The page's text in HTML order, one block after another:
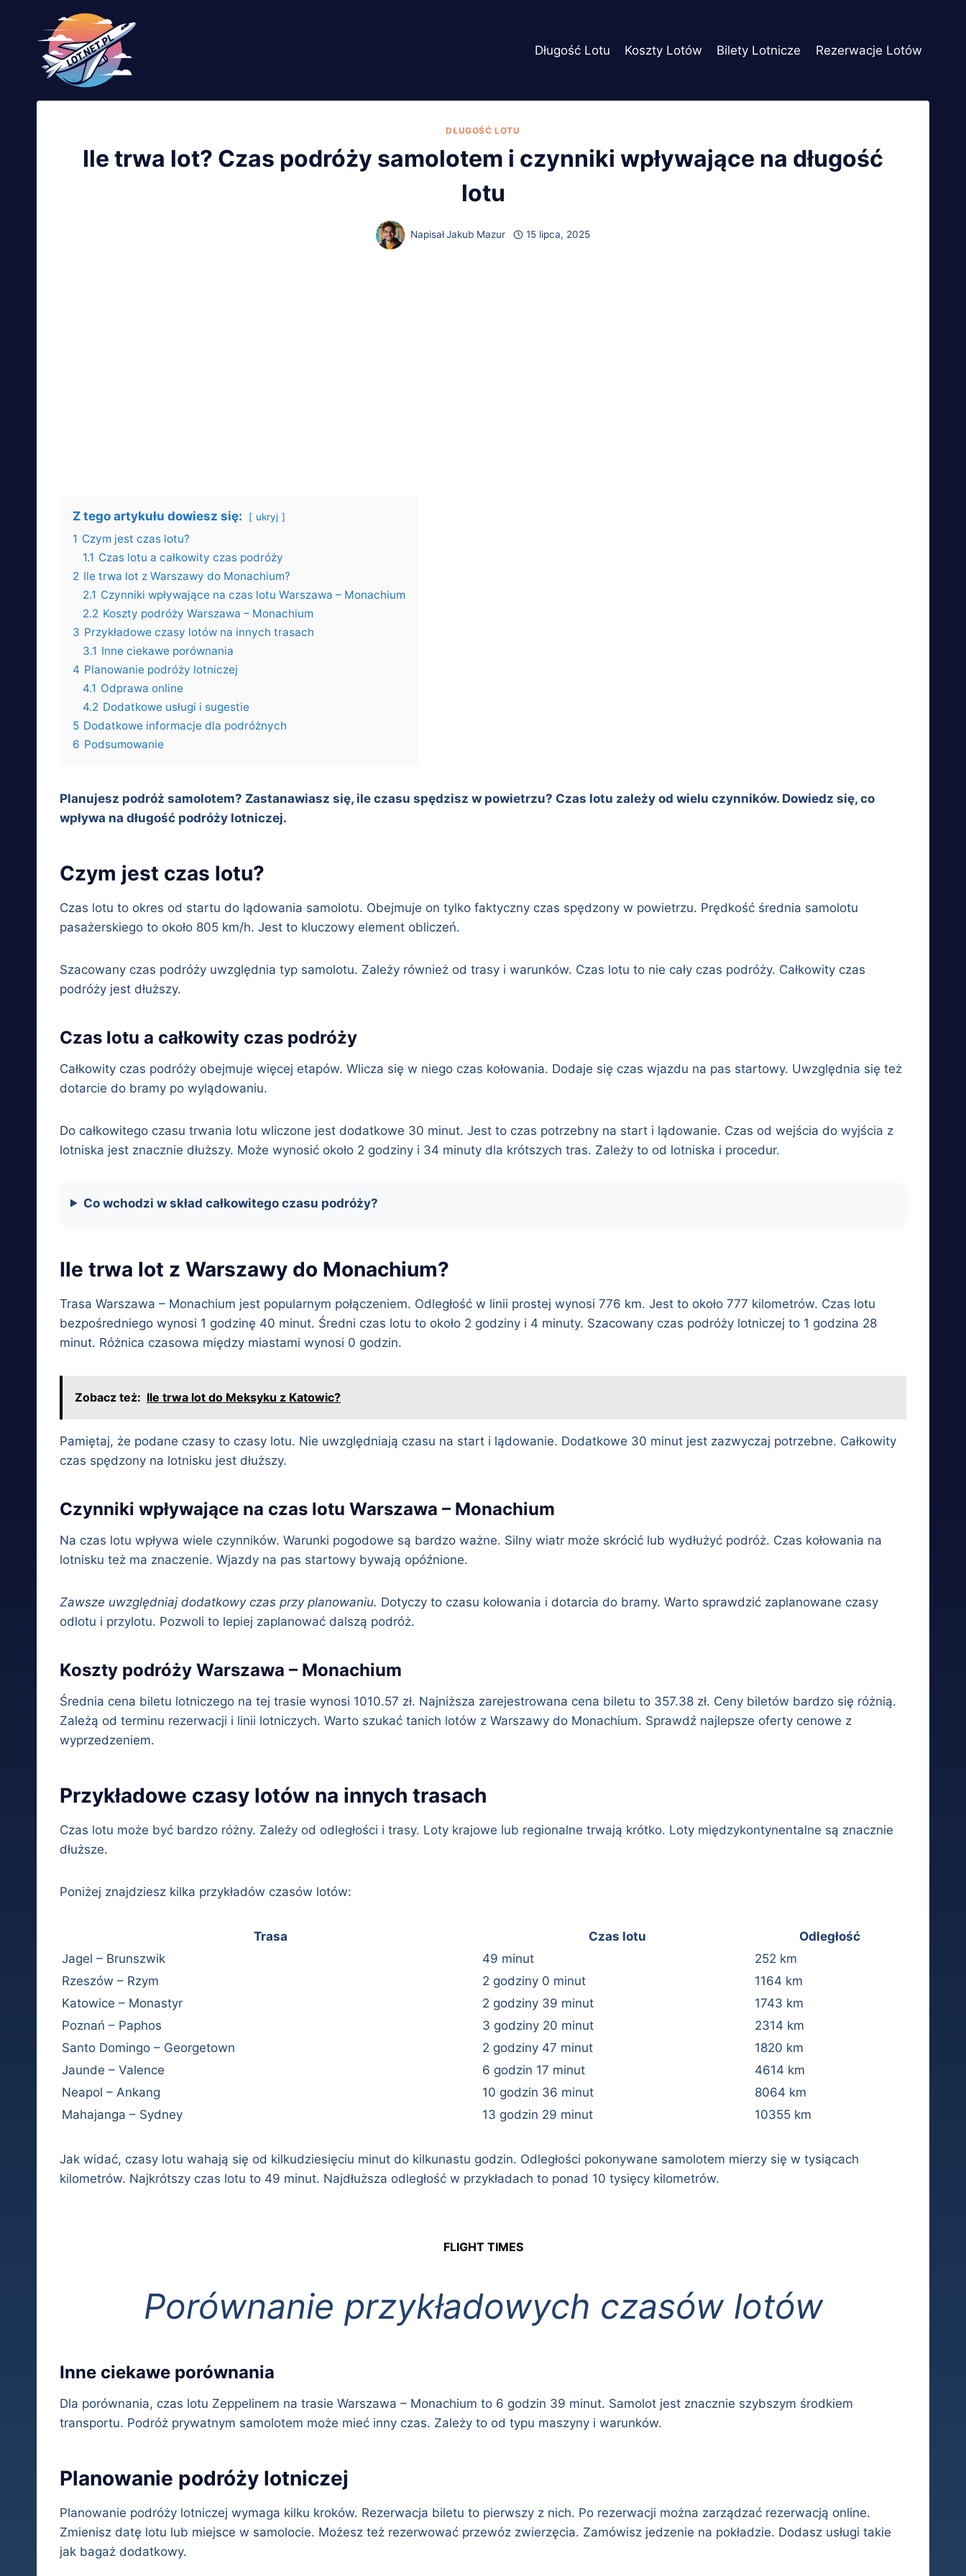
Długość Lotu Koszty Lotów Bilety Lotnicze Rezerwacje Lotów
DŁUGOŚĆ LOTU
Ile trwa lot? Czas podróży samolotem i czynniki wpływające na długość
lotu
NapisałJakub Mazur 15 lipca, 2025
Z tego artykułu dowiesz się: ukryj
1 Czym jest czas lotu?
1.1 Czas lotu a całkowity czas podróży
2 Ile trwa lot z Warszawy do Monachium?
2.1 Czynniki wpływające na czas lotu Warszawa – Monachium
2.2 Koszty podróży Warszawa – Monachium
3 Przykładowe czasy lotów na innych trasach
3.1 Inne ciekawe porównania
4 Planowanie podróży lotniczej
4.1 Odprawa online
4.2 Dodatkowe usługi i sugestie
5 Dodatkowe informacje dla podróżnych
6 Podsumowanie
Planujesz podróż samolotem? Zastanawiasz się, ile czasu spędzisz w powietrzu? Czas lotu zależy od wielu czynników. Dowiedz się, co
wpływa na długość podróży lotniczej.
Czym jest czas lotu?
Czas lotu to okres od startu do lądowania samolotu. Obejmuje on tylko faktyczny czas spędzony w powietrzu. Prędkość średnia samolotu
pasażerskiego to około 805 km/h. Jest to kluczowy element obliczeń.
Szacowany czas podróży uwzględnia typ samolotu. Zależy również od trasy i warunków. Czas lotu to nie cały czas podróży. Całkowity czas
podróży jest dłuższy.
Czas lotu a całkowity czas podróży
Całkowity czas podróży obejmuje więcej etapów. Wlicza się w niego czas kołowania. Dodaje się czas wjazdu na pas startowy. Uwzględnia się też
dotarcie do bramy po wylądowaniu.
Do całkowitego czasu trwania lotu wliczone jest dodatkowe 30 minut. Jest to czas potrzebny na start i lądowanie. Czas od wejścia do wyjścia z
lotniska jest znacznie dłuższy. Może wynosić około 2 godziny i 34 minuty dla krótszych tras. Zależy to od lotniska i procedur.
Co wchodzi w skład całkowitego czasu podróży?
Ile trwa lot z Warszawy do Monachium?
Trasa Warszawa – Monachium jest popularnym połączeniem. Odległość w linii prostej wynosi 776 km. Jest to około 777 kilometrów. Czas lotu
bezpośredniego wynosi 1 godzinę 40 minut. Średni czas lotu to około 2 godziny i 4 minuty. Szacowany czas podróży lotniczej to 1 godzina 28
minut. Różnica czasowa między miastami wynosi 0 godzin.
Zobacz też: Ile trwa lot do Meksyku z Katowic?
Pamiętaj, że podane czasy to czasy lotu. Nie uwzględniają czasu na start i lądowanie. Dodatkowe 30 minut jest zazwyczaj potrzebne. Całkowity
czas spędzony na lotnisku jest dłuższy.
Czynniki wpływające na czas lotu Warszawa – Monachium
Na czas lotu wpływa wiele czynników. Warunki pogodowe są bardzo ważne. Silny wiatr może skrócić lub wydłużyć podróż. Czas kołowania na
lotnisku też ma znaczenie. Wjazdy na pas startowy bywają opóźnione.
Zawsze uwzględniaj dodatkowy czas przy planowaniu. Dotyczy to czasu kołowania i dotarcia do bramy. Warto sprawdzić zaplanowane czasy
odlotu i przylotu. Pozwoli to lepiej zaplanować dalszą podróż.
Koszty podróży Warszawa – Monachium
Średnia cena biletu lotniczego na tej trasie wynosi 1010.57 zł. Najniższa zarejestrowana cena biletu to 357.38 zł. Ceny biletów bardzo się różnią.
Zależą od terminu rezerwacji i linii lotniczych. Warto szukać tanich lotów z Warszawy do Monachium. Sprawdź najlepsze oferty cenowe z
wyprzedzeniem.
Przykładowe czasy lotów na innych trasach
Czas lotu może być bardzo różny. Zależy od odległości i trasy. Loty krajowe lub regionalne trwają krótko. Loty międzykontynentalne są znacznie
dłuższe.
Poniżej znajdziesz kilka przykładów czasów lotów:
Trasa Czas lotu
Odległość
Jagel – Brunszwik
49 minut
252 km
Rzeszów – Rzym
2 godziny 0 minut
1164 km
Katowice – Monastyr
2 godziny 39 minut
1743 km
Poznań – Paphos
3 godziny 20 minut
2314 km
Santo Domingo – Georgetown
2 godziny 47 minut
1820 km
Jaunde – Valence
6 godzin 17 minut
4614 km
Neapol – Ankang
10 godzin 36 minut
8064 km
Mahajanga – Sydney
13 godzin 29 minut 10355 km
Jak widać, czasy lotu wahają się od kilkudziesięciu minut do kilkunastu godzin. Odległości pokonywane samolotem mierzy się w tysiącach
kilometrów. Najkrótszy czas lotu to 49 minut. Najdłuższa odległość w przykładach to ponad 10 tysięcy kilometrów.
FLIGHT TIMES
Porównanie przykładowych czasów lotów
Inne ciekawe porównania
Dla porównania, czas lotu Zeppelinem na trasie Warszawa – Monachium to 6 godzin 39 minut. Samolot jest znacznie szybszym środkiem
transportu. Podróż prywatnym samolotem może mieć inny czas. Zależy to od typu maszyny i warunków.
Planowanie podróży lotniczej
Planowanie podróży lotniczej wymaga kilku kroków. Rezerwacja biletu to pierwszy z nich. Po rezerwacji można zarządzać rezerwacją online.
Zmienisz datę lotu lub miejsce w samolocie. Możesz też rezerwować przewóz zwierzęcia. Zamówisz jedzenie na pokładzie. Dodasz usługi takie
jak bagaż dodatkowy.